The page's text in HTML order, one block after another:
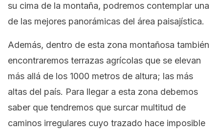
su cima de la montaña, podremos contemplar una
de las mejores panorámicas del área paisajística.
Además, dentro de esta zona montañosa también
encontraremos terrazas agrícolas que se elevan
más allá de los 1000 metros de altura; las más
altas del país. Para llegar a esta zona debemos
saber que tendremos que surcar multitud de
caminos irregulares cuyo trazado hace imposible